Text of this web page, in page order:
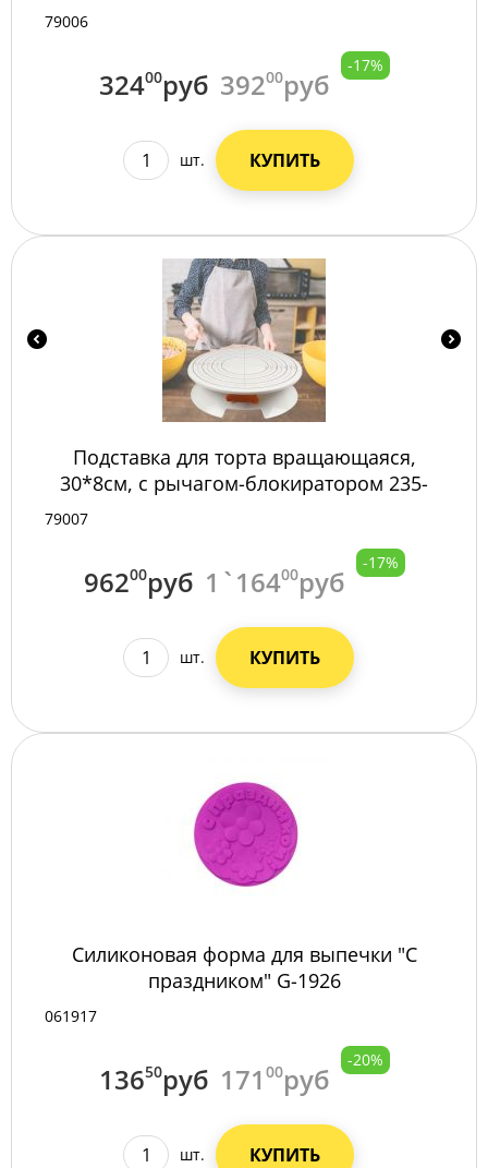
79006
32400руб 39200руб
-17%
шт. КУПИТЬ
Подставка для торта вращающаяся,
30*8см, с рычагом-блокиратором 235-
79007
96200руб 1`16400руб
-17%
шт. КУПИТЬ
Силиконовая форма для выпечки "С
праздником" G-1926
061917
13650руб 171 00руб
-20%
шт. КУПИТЬ